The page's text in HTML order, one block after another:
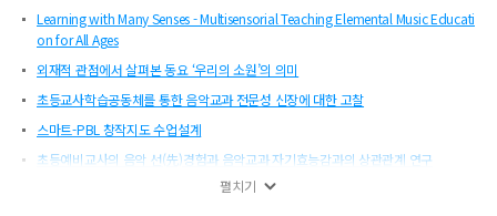
Learning with Many Senses - Multisensorial Teaching Elemental Music Educati
on for All Ages
외재적 관점에서 살펴본 동요 ‘우리의 소원’의 의미
초등교사학습공동체를 통한 음악교과 전문성 신장에 대한 고찰
스마트-PBL 창작지도 수업설계
초등예비교사의 음악 선(先)경험과 음악교과 자기효능감과의 상관관계 연구
펼치기